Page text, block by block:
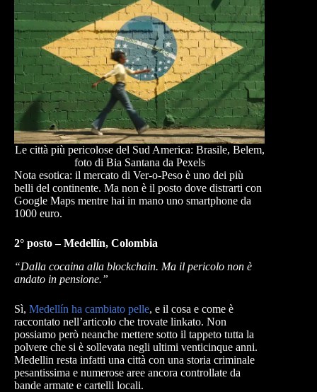
Le città più pericolose del Sud America: Brasile, Belem,
foto di Bia Santana da Pexels
Nota esotica: il mercato di Ver-o-Peso è uno dei più
belli del continente. Ma non è il posto dove distrarti con
Google Maps mentre hai in mano uno smartphone da
1000 euro.
2° posto – Medellín, Colombia
“Dalla cocaina alla blockchain. Ma il pericolo non è
andato in pensione.”
Sì, Medellín ha cambiato pelle, e il cosa e come è
raccontato nell’articolo che trovate linkato. Non
possiamo però neanche mettere sotto il tappeto tutta la
polvere che si è sollevata negli ultimi venticinque anni.
Medellin resta infatti una città con una storia criminale
pesantissima e numerose aree ancora controllate da
bande armate e cartelli locali.